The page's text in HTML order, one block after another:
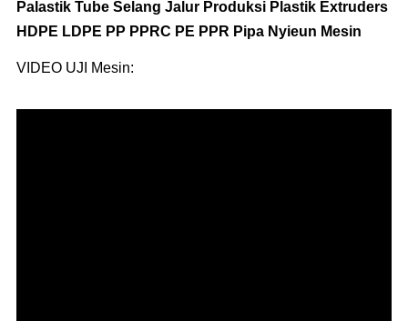
Palastik Tube Selang Jalur Produksi Plastik Extruders
HDPE LDPE PP PPRC PE PPR Pipa Nyieun Mesin
VIDEO UJI Mesin: